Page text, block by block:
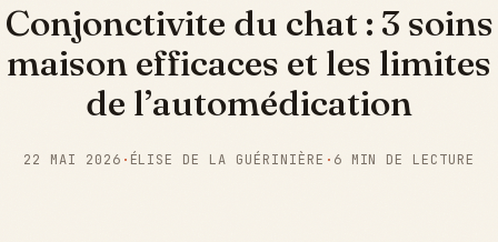
Conjonctivite du chat : 3 soins
maison efficaces et les limites
de l’automédication
22 MAI 2026 · ÉLISE DE LA GUÉRINIÈRE · 6 MIN DE LECTURE